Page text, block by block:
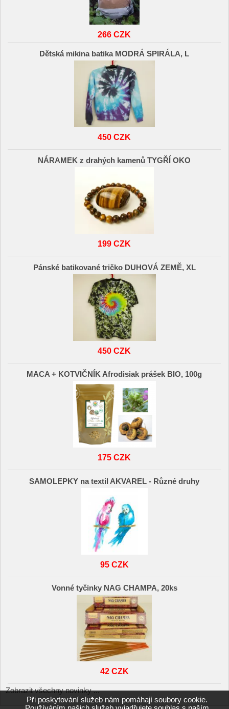
266 CZK
Dětská mikina batika MODRÁ SPIRÁLA, L
450 CZK
NÁRAMEK z drahých kamenů TYGŘÍ OKO
199 CZK
Pánské batikované tričko DUHOVÁ ZEMĚ, XL
450 CZK
MACA + KOTVIČNÍK Afrodisiak prášek BIO, 100g
175 CZK
SAMOLEPKY na textil AKVAREL - Různé druhy
95 CZK
Vonné tyčinky NAG CHAMPA, 20ks
42 CZK
Zobrazit všechny novinky ...
Při poskytování služeb nám pomáhají soubory cookie.